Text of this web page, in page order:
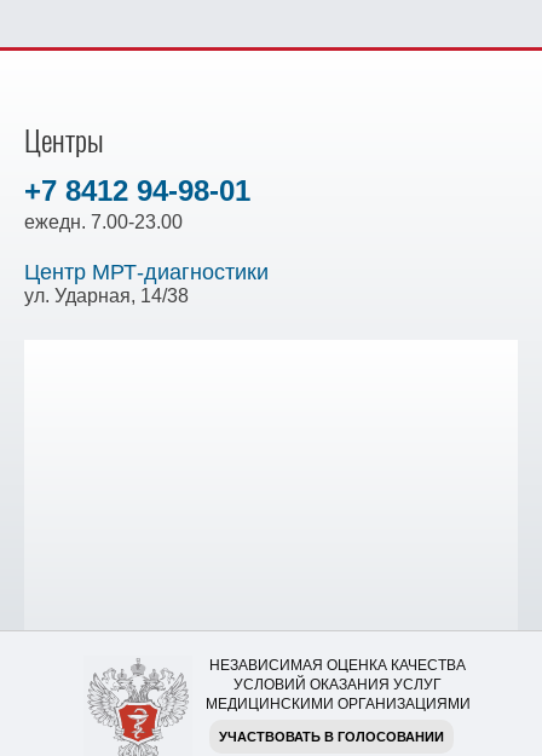
Центры
+7 8412 94-98-01
ежедн. 7.00-23.00
Центр МРТ-диагностики
ул. Ударная, 14/38
НЕЗАВИСИМАЯ ОЦЕНКА КАЧЕСТВА
УСЛОВИЙ ОКАЗАНИЯ УСЛУГ
МЕДИЦИНСКИМИ ОРГАНИЗАЦИЯМИ
УЧАСТВОВАТЬ В ГОЛОСОВАНИИ